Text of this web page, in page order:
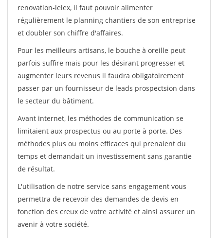
renovation-lelex, il faut pouvoir alimenter
régulièrement le planning chantiers de son entreprise
et doubler son chiffre d'affaires.
Pour les meilleurs artisans, le bouche à oreille peut
parfois suffire mais pour les désirant progresser et
augmenter leurs revenus il faudra obligatoirement
passer par un fournisseur de leads prospectsion dans
le secteur du bâtiment.
Avant internet, les méthodes de communication se
limitaient aux prospectus ou au porte à porte. Des
méthodes plus ou moins efficaces qui prenaient du
temps et demandait un investissement sans garantie
de résultat.
L'utilisation de notre service sans engagement vous
permettra de recevoir des demandes de devis en
fonction des creux de votre activité et ainsi assurer un
avenir à votre société.